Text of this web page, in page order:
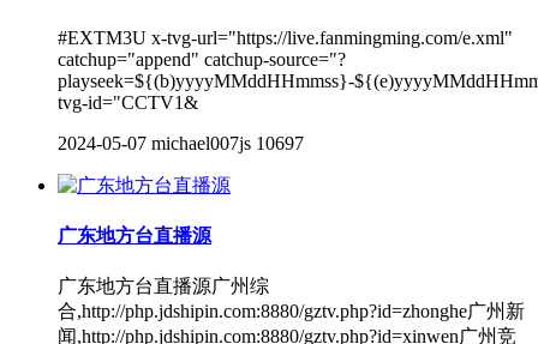
#EXTM3U x-tvg-url="https://live.fanmingming.com/e.xml"
catchup="append" catchup-source="?
playseek=${(b)yyyyMMddHHmmss}-
tvg-id="CCTV1&
2024-05-07 michael007js 10697
广东地方台直播源
广东地方台直播源广州综
合,http://php.jdshipin.com:8880/gztv.php?id=zhonghe广州新
闻,http://php.jdshipin.com:8880/gztv.php?id=xinwen广州竞